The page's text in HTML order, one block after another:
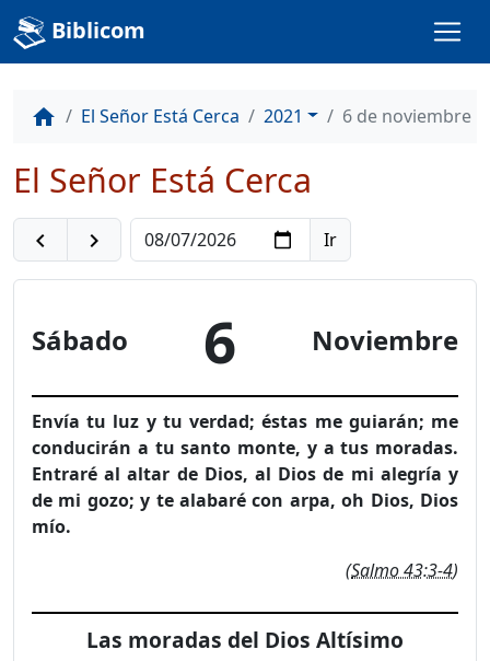
Biblicom
home El Señor Está Cerca 2021 6 de noviembre
El Señor Está Cerca
navigate_before navigate_next
Sábado 6 Noviembre
Envía tu luz y tu verdad; éstas me guiarán; me
conducirán a tu santo monte, y a tus moradas.
Entraré al altar de Dios, al Dios de mi alegría y
de mi gozo; y te alabaré con arpa, oh Dios, Dios
mío.
(Salmo 43:3-4)
Las moradas del Dios Altísimo